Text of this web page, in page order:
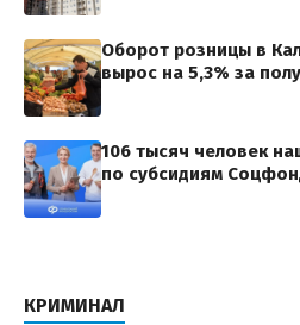
Оборот розницы в
вырос на 5,3% за
106 тысяч человек
по субсидиям
КРИМИНАЛ